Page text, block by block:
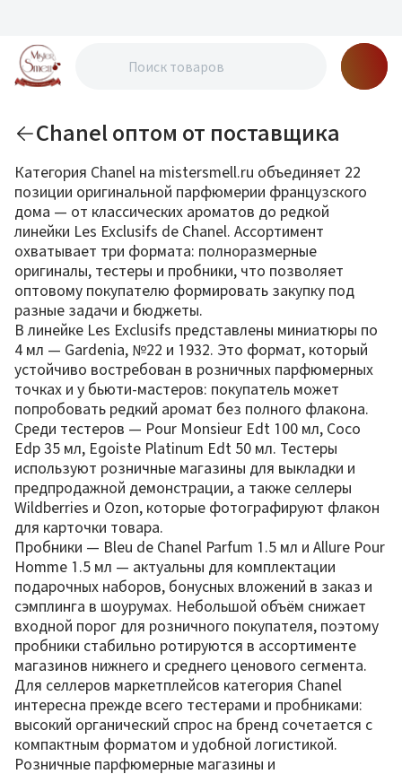
Chanel оптом от поставщика
Категория Chanel на mistersmell.ru объединяет 22
позиции оригинальной парфюмерии французского
дома — от классических ароматов до редкой
линейки Les Exclusifs de Chanel. Ассортимент
охватывает три формата: полноразмерные
оригиналы, тестеры и пробники, что позволяет
оптовому покупателю формировать закупку под
разные задачи и бюджеты.
В линейке Les Exclusifs представлены миниатюры по
4 мл — Gardenia, №22 и 1932. Это формат, который
устойчиво востребован в розничных парфюмерных
точках и у бьюти-мастеров: покупатель может
попробовать редкий аромат без полного флакона.
Среди тестеров — Pour Monsieur Edt 100 мл, Coco
Edp 35 мл, Egoiste Platinum Edt 50 мл. Тестеры
используют розничные магазины для выкладки и
предпродажной демонстрации, а также селлеры
Wildberries и Ozon, которые фотографируют флакон
для карточки товара.
Пробники — Bleu de Chanel Parfum 1.5 мл и Allure Pour
Homme 1.5 мл — актуальны для комплектации
подарочных наборов, бонусных вложений в заказ и
сэмплинга в шоурумах. Небольшой объём снижает
входной порог для розничного покупателя, поэтому
пробники стабильно ротируются в ассортименте
магазинов нижнего и среднего ценового сегмента.
Для селлеров маркетплейсов категория Chanel
интересна прежде всего тестерами и пробниками:
высокий органический спрос на бренд сочетается с
компактным форматом и удобной логистикой.
Розничные парфюмерные магазины и